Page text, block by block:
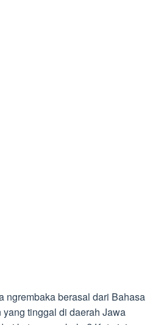
ngrembaka berasal dari Bahasa
tinggal di daerah Jawa